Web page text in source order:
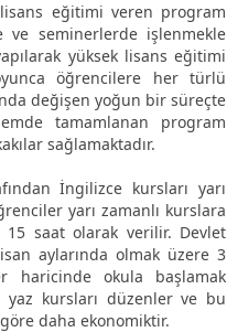
lisans eğitimi veren program
ve seminerlerde işlenmekle
yüksek lisans eğitimi
öğrencilere her türlü
değişen yoğun bir süreçte
tamamlanan program
sağlamaktadır.
İngilizce kursları yarı
yarı zamanlı kurslara
15 saat olarak verilir. Devlet
aylarında olmak üzere 3
haricinde okula başlamak
yaz kursları düzenler ve bu
daha ekonomiktir.